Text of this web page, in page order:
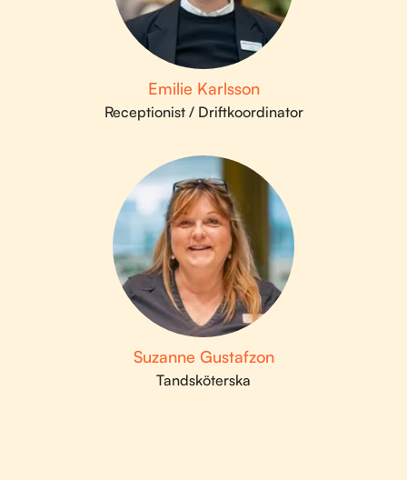
Emilie Karlsson
Receptionist / Driftkoordinator
Suzanne Gustafzon
Tandsköterska